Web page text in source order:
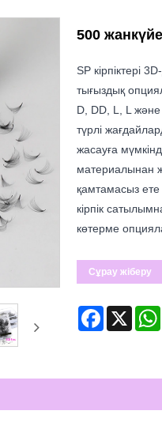
500
SP кірпіктері
тығыздық
D, DD, L, L және
түрлі
жасауға
материалынан
қамтамасыз ете
кірпік
көтерме
Сұрау жіберу
Facebook
X